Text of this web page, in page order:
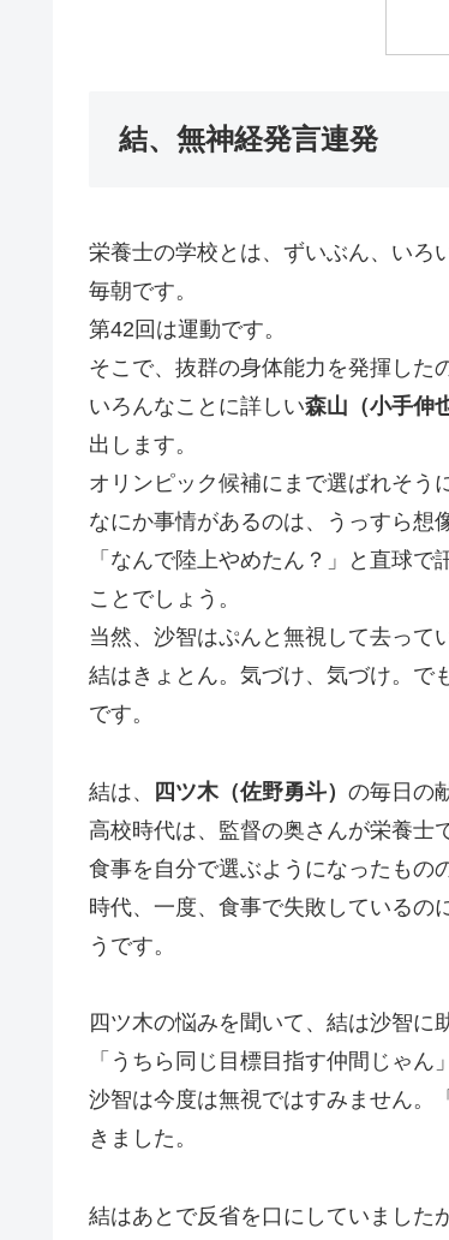
結、無神経発言連発
栄養士の学校とは、ずいぶん、いろ
毎朝です。
第42回は運動です。
そこで、抜群の身体能力を発揮した
いろんなことに詳しい森山（小手伸
出します。
オリンピック候補にまで選ばれそう
なにか事情があるのは、うっすら想
「なんで陸上やめたん？」と直球で
ことでしょう。
当然、沙智はぷんと無視して去って
結はきょとん。気づけ、気づけ。で
です。
結は、 四ツ木（佐野勇斗） の毎日の
高校時代は、監督の奥さんが栄養士
食事を自分で選ぶようになったもの
時代、一度、食事で失敗している
うです。
四ツ木の悩みを聞いて、結は沙智に
「うちら同じ目標目指す仲間じゃん
沙智は今度は無視ではすみません
きました。
結はあとで反省を口にしていました